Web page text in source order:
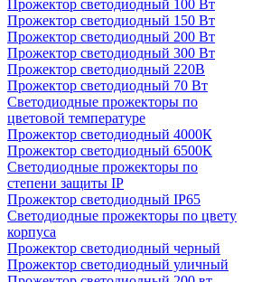
Прожектор светодиодный 100 Вт
Прожектор светодиодный 150 Вт
Прожектор светодиодный 200 Вт
Прожектор светодиодный 300 Вт
Прожектор светодиодный 220В
Прожектор светодиодный 70 Вт
Светодиодные прожекторы по
цветовой температуре
Прожектор светодиодный 4000К
Прожектор светодиодный 6500К
Светодиодные прожекторы по
степени защиты IP
Прожектор светодиодный IP65
Светодиодные прожекторы по цвету
корпуса
Прожектор светодиодный черный
Прожектор светодиодный уличный